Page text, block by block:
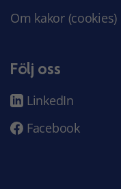
Om kakor (cookies)
Följ oss
LinkedIn
Facebook